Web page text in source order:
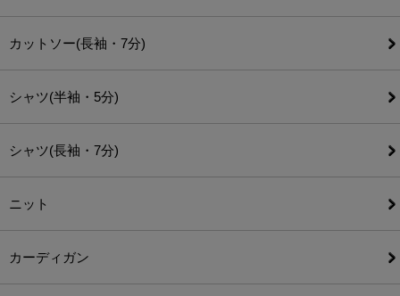
カットソー(長袖・7分)
シャツ(半袖・5分)
シャツ(長袖・7分)
ニット
カーディガン